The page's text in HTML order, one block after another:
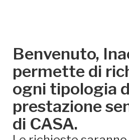
Benvenuto,
permette di
ogni tipologia
prestazione
di CASA.